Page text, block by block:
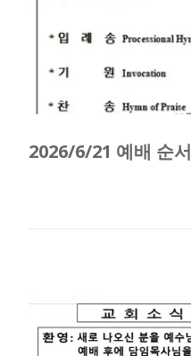
2026/6/21 예배 순서